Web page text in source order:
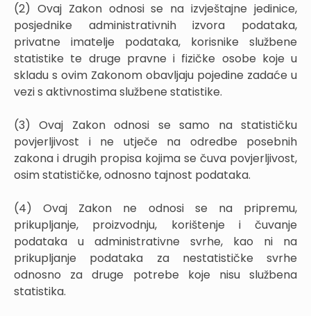
(2) Ovaj Zakon odnosi se na izvještajne jedinice,
posjednike administrativnih izvora podataka,
privatne imatelje podataka, korisnike službene
statistike te druge pravne i fizičke osobe koje u
skladu s ovim Zakonom obavljaju pojedine zadaće u
vezi s aktivnostima službene statistike.
(3) Ovaj Zakon odnosi se samo na statističku
povjerljivost i ne utječe na odredbe posebnih
zakona i drugih propisa kojima se čuva povjerljivost,
osim statističke, odnosno tajnost podataka.
(4) Ovaj Zakon ne odnosi se na pripremu,
prikupljanje, proizvodnju, korištenje i čuvanje
podataka u administrativne svrhe, kao ni na
prikupljanje podataka za nestatističke svrhe
odnosno za druge potrebe koje nisu službena
statistika.